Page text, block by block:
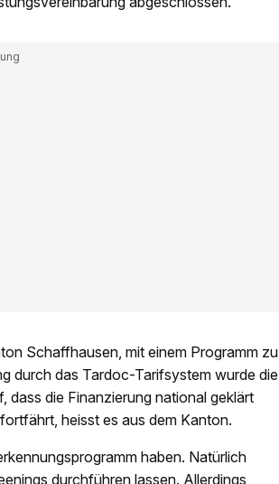
Schaffhausen, mit einem Programm zu
durch das Tardoc-Tarifsystem wurde die
dass die Finanzierung national geklärt
heisst es aus dem Kanton.
haben. Natürlich
durchführen lassen. Allerdings